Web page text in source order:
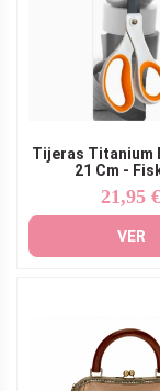
Tijeras Titanium
21 Cm -
Precio
21,95 €
VER